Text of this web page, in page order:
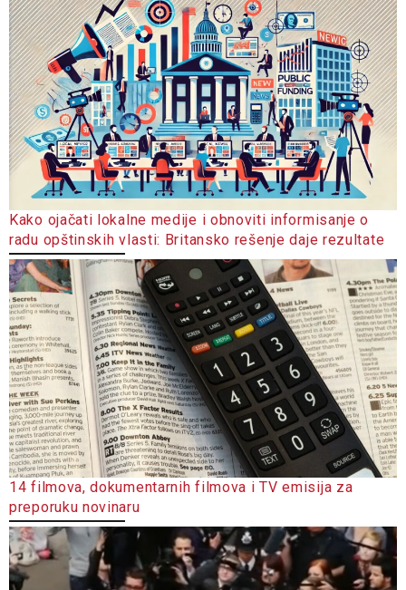
Kako ojačati lokalne medije i obnoviti informisanje o
radu opštinskih vlasti: Britansko rešenje daje rezultate
14 filmova, dokumentarnih filmova i TV emisija za
preporuku novinaru